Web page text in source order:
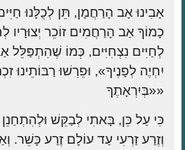
אָבִינוּ אָב הָרַחֲמָן, תֵּן לְכֻלָּנוּ
כָמוֹךָ אַב הָרַחֲמִים זוֹכֵר יְצוּרָיו
לְחַיִּים נִצְחִיִּים, כְּמוֹ שֶׁהִתְפַּלֵּל
יִחְיֶה לְפָנֶיךָ», וּפֵרְשׁוּ רַבּוֹתֵינוּ
«בְּיִרְאָתֶךָ»
כִּי עַל כֵּן, בָּאתִי לְבַקֵּשׁ
וְזֶרַע זַרְעִי עַד עוֹלָם זֶרַע כָּשֵׁר.